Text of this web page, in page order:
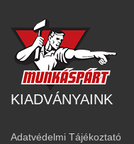
KIADVÁNYAINK
Adatvédelmi Tájékoztató